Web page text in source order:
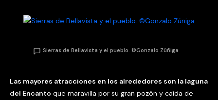
Sierras de Bellavista y el pueblo. ©Gonzalo Zúñiga
Las mayores atracciones en los alrededores son la laguna
del Encanto que maravilla por su gran pozón y caída de